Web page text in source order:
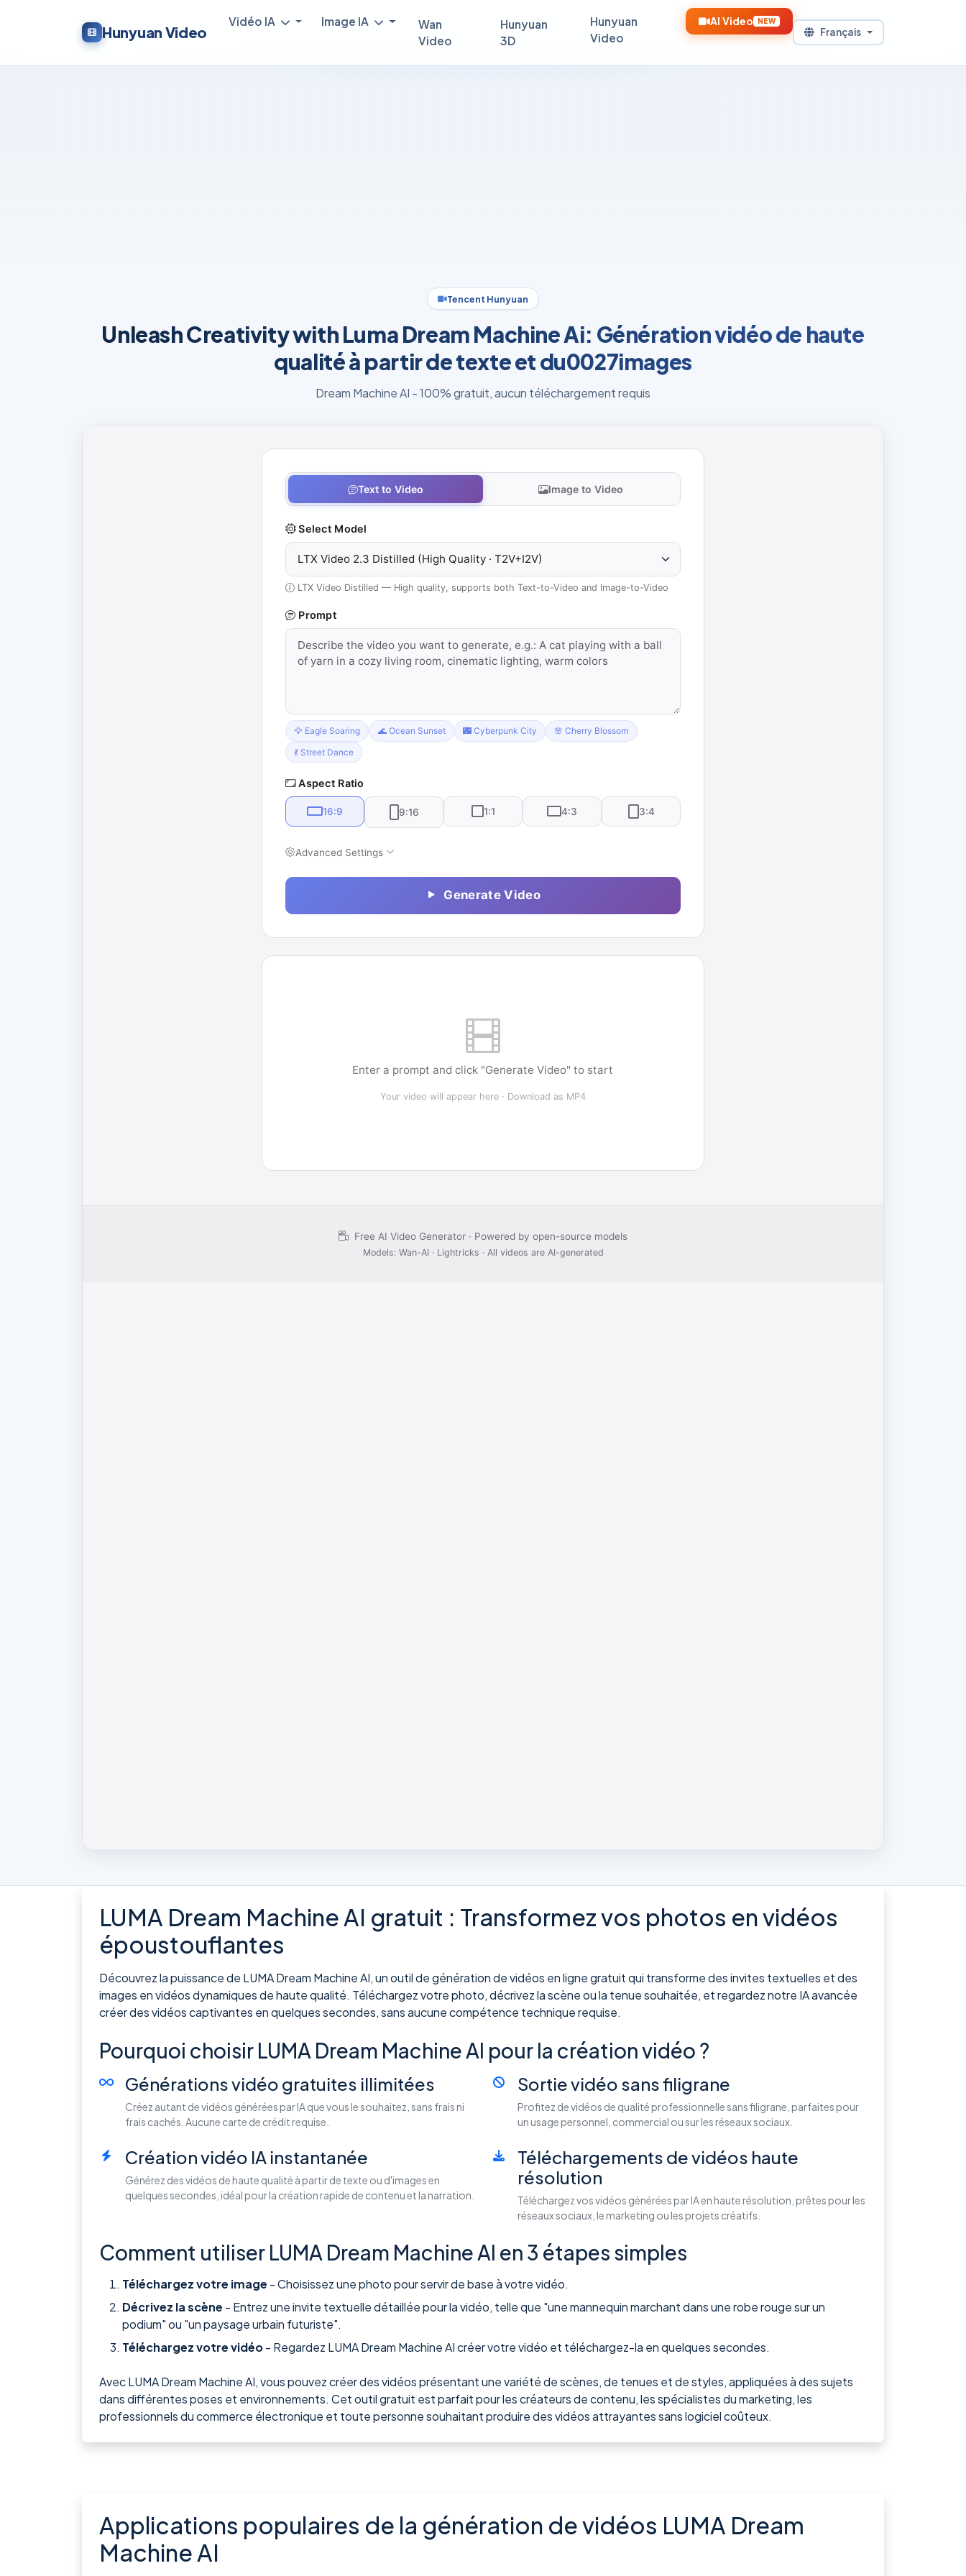
Hunyuan Video
Vidéo IA Image IA
Wan
Video
Hunyuan
3D
Hunyuan
Video
AI Video NEW
Français
Tencent Hunyuan
Unleash Creativity with Luma Dream Machine Ai: Génération vidéo de haute
qualité à partir de texte et du0027images
Dream Machine AI - 100% gratuit, aucun téléchargement requis
LUMA Dream Machine AI gratuit : Transformez vos photos en vidéos
époustouflantes
Découvrez la puissance de LUMA Dream Machine AI, un outil de génération de vidéos en ligne gratuit qui transforme des invites textuelles et des
images en vidéos dynamiques de haute qualité. Téléchargez votre photo, décrivez la scène ou la tenue souhaitée, et regardez notre IA avancée
créer des vidéos captivantes en quelques secondes, sans aucune compétence technique requise.
Pourquoi choisir LUMA Dream Machine AI pour la création vidéo ?
Générations vidéo gratuites illimitées
Créez autant de vidéos générées par IA que vous le souhaitez, sans frais ni
frais cachés. Aucune carte de crédit requise.
Sortie vidéo sans filigrane
Profitez de vidéos de qualité professionnelle sans filigrane, parfaites pour
un usage personnel, commercial ou sur les réseaux sociaux.
Création vidéo IA instantanée
Générez des vidéos de haute qualité à partir de texte ou d'images en
quelques secondes, idéal pour la création rapide de contenu et la narration.
Téléchargements de vidéos haute
résolution
Téléchargez vos vidéos générées par IA en haute résolution, prêtes pour les
réseaux sociaux, le marketing ou les projets créatifs.
Comment utiliser LUMA Dream Machine AI en 3 étapes simples
Téléchargez votre image - Choisissez une photo pour servir de base à votre vidéo.
Décrivez la scène - Entrez une invite textuelle détaillée pour la vidéo, telle que "une mannequin marchant dans une robe rouge sur un
podium" ou "un paysage urbain futuriste".
Téléchargez votre vidéo- Regardez LUMA Dream Machine AI créer votre vidéo et téléchargez-la en quelques secondes.
Avec LUMA Dream Machine AI, vous pouvez créer des vidéos présentant une variété de scènes, de tenues et de styles, appliquées à des sujets
dans différentes poses et environnements. Cet outil gratuit est parfait pour les créateurs de contenu, les spécialistes du marketing, les
professionnels du commerce électronique et toute personne souhaitant produire des vidéos attrayantes sans logiciel coûteux.
Applications populaires de la génération de vidéos LUMA Dream
Machine AI